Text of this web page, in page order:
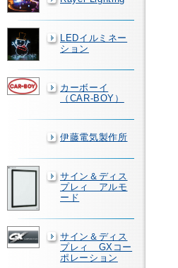
LEDイルミネー
ション
カーボーイ
（CAR-BOY）
伊藤電気製作所
サイン＆ディス
プレィ アルモ
ード
サイン＆ディス
プレィ GXコー
ポレーション